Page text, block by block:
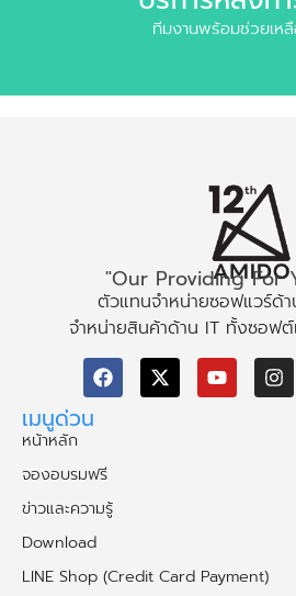
ทีมงานพร้อมช่วยเห
"Our Providing For
ตัวแทนจำหน่ายซอฟแวร์ด้
จำหน่ายสินค้าด้าน IT ทั้งซอฟต์
เมนูด่วน
หน้าหลัก
จองอบรมฟรี
ข่าวและความรู้
Download
LINE Shop (Credit Card Payment)